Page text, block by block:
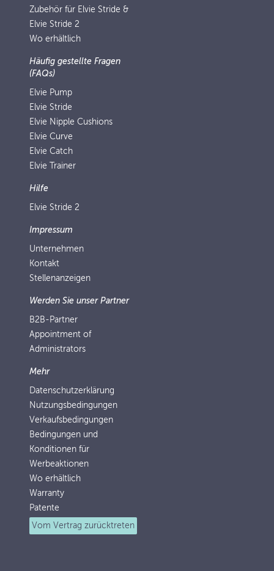
Zubehör für Elvie Stride &
Elvie Stride 2
Wo erhältlich
Häufig gestellte Fragen
(FAQs)
Elvie Pump
Elvie Stride
Elvie Nipple Cushions
Elvie Curve
Elvie Catch
Elvie Trainer
Hilfe
Elvie Stride 2
Impressum
Unternehmen
Kontakt
Stellenanzeigen
Werden Sie unser Partner
B2B-Partner
Appointment of
Administrators
Mehr
Datenschutzerklärung
Nutzungsbedingungen
Verkaufsbedingungen
Bedingungen und
Konditionen für
Werbeaktionen
Wo erhältlich
Warranty
Patente
Vom Vertrag zurücktreten